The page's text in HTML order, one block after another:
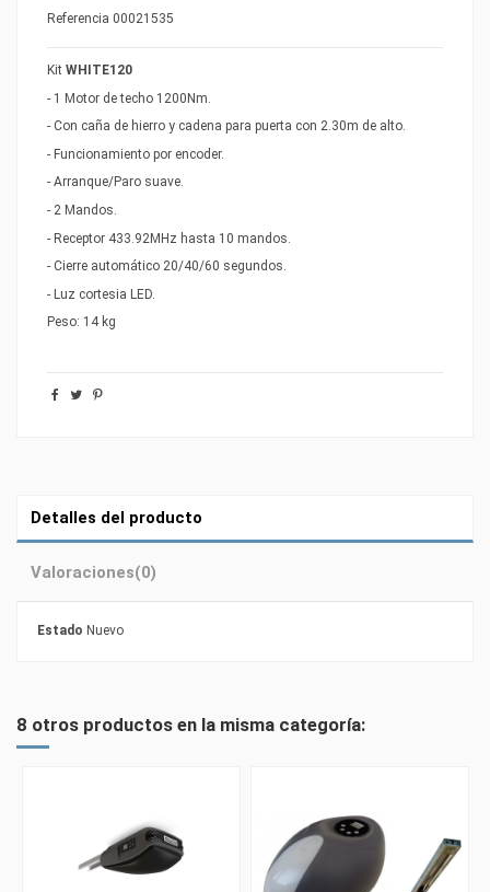
Referencia 00021535
Kit WHITE120
- 1 Motor de techo 1200Nm.
- Con caña de hierro y cadena para puerta con 2.30m de alto.
- Funcionamiento por encoder.
- Arranque/Paro suave.
- 2 Mandos.
- Receptor 433.92MHz hasta 10 mandos.
- Cierre automático 20/40/60 segundos.
- Luz cortesia LED.
Peso: 14 kg
Detalles del producto
Valoraciones(0)
Estado Nuevo
8 otros productos en la misma categoría: